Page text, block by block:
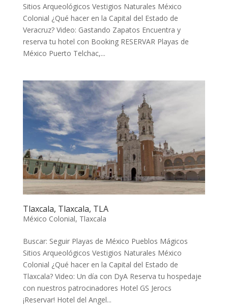
Sitios Arqueológicos Vestigios Naturales México
Colonial ¿Qué hacer en la Capital del Estado de
Veracruz? Video: Gastando Zapatos Encuentra y
reserva tu hotel con Booking RESERVAR Playas de
México Puerto Telchac,...
Tlaxcala, Tlaxcala, TLA
México Colonial, Tlaxcala
Buscar: Seguir Playas de México Pueblos Mágicos
Sitios Arqueológicos Vestigios Naturales México
Colonial ¿Qué hacer en la Capital del Estado de
Tlaxcala? Video: Un día con DyA Reserva tu hospedaje
con nuestros patrocinadores Hotel GS Jerocs
¡Reservar! Hotel del Angel...